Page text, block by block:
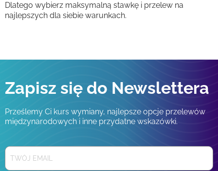
Dlatego wybierz maksymalną stawkę i przelew na
najlepszych dla siebie warunkach.
Zapisz się do Newslettera
Prześlemy Ci kurs wymiany, najlepsze opcje przelewów
międzynarodowych i inne przydatne wskazówki.